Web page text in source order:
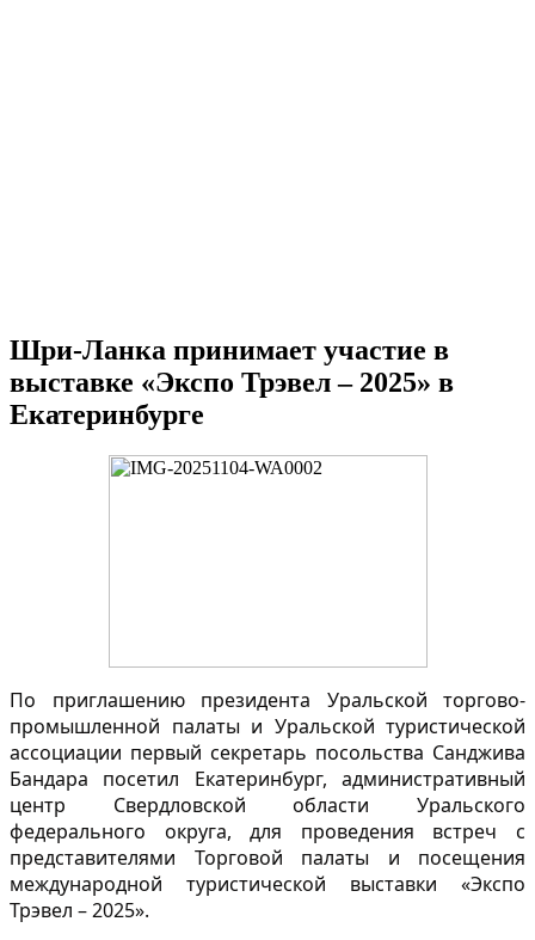
Шри-Ланка принимает участие в
выставке «Экспо Трэвел – 2025» в
Екатеринбурге
По приглашению президента Уральской торгово-
промышленной палаты и Уральской туристической
ассоциации первый секретарь посольства Санджива
Бандара посетил Екатеринбург, административный
центр Свердловской области Уральского
федерального округа, для проведения встреч с
представителями Торговой палаты и посещения
международной туристической выставки «Экспо
Трэвел – 2025».